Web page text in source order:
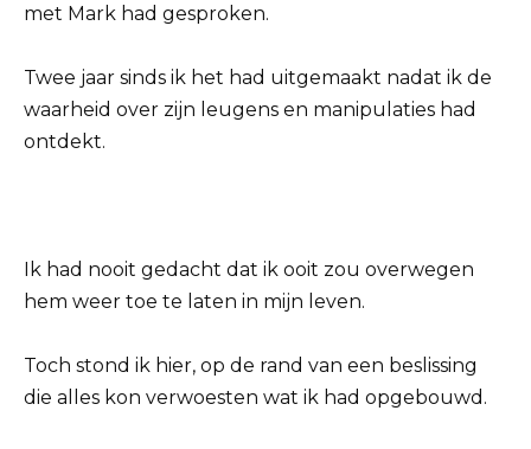
met Mark had gesproken.
Twee jaar sinds ik het had uitgemaakt nadat ik de
waarheid over zijn leugens en manipulaties had
ontdekt.
Ik had nooit gedacht dat ik ooit zou overwegen
hem weer toe te laten in mijn leven.
Toch stond ik hier, op de rand van een beslissing
die alles kon verwoesten wat ik had opgebouwd.